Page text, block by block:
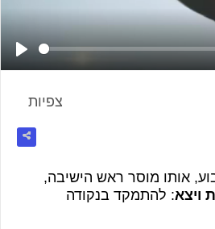
Play
צפיות
אותו מוסר ראש הישיבה,
ויצא: להתמקד בנקודה